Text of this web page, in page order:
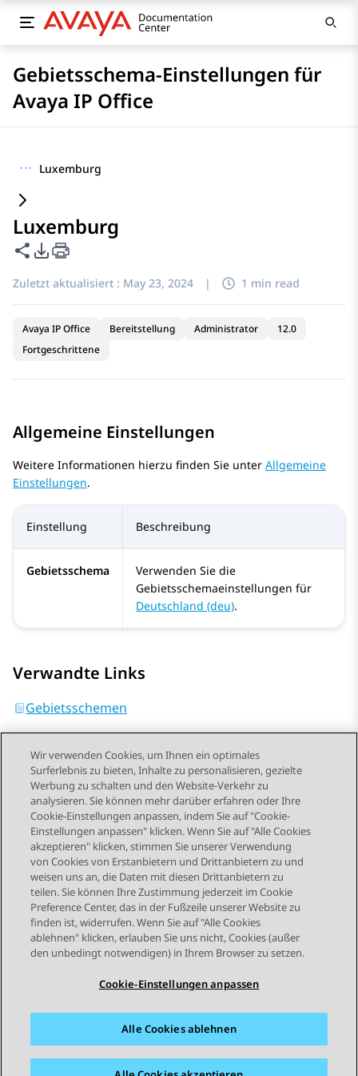
Gebietsschema-Einstellungen für
Avaya IP Office
··· Luxemburg
Luxemburg
Diese Seite teilen
PDF-Exportoptionen
Zuletzt aktualisiert : May 23, 2024 | 1 min read
Avaya IP Office Bereitstellung Administrator
12.0
Fortgeschrittene
Allgemeine Einstellungen
Weitere Informationen hierzu finden Sie unter Allgemeine
Einstellungen.
Einstellung Beschreibung
Gebietsschema
Verwenden Sie die
Gebietsschemaeinstellungen für
Deutschland (deu).
Verwandte Links
Gebietsschemen
Send Feedback
Themennavigation
Vorheriges Thema Nächstes Thema
STAY CONNECTED
Sitemap Nutzungsbedingungen
Datenschutz
Marken Barrierefreiheit
Wir verwenden Cookies, um Ihnen ein optimales
Surferlebnis zu bieten, Inhalte zu personalisieren, gezielte
Werbung zu schalten und den Website-Verkehr zu
analysieren. Sie können mehr darüber erfahren oder Ihre
Cookie-Einstellungen anpassen, indem Sie auf "Cookie-
Einstellungen anpassen" klicken. Wenn Sie auf "Alle Cookies
akzeptieren" klicken, stimmen Sie unserer Verwendung
von Cookies von Erstanbietern und Drittanbietern zu und
weisen uns an, die Daten mit diesen Drittanbietern zu
teilen. Sie können Ihre Zustimmung jederzeit im Cookie
Preference Center, das in der Fußzeile unserer Website zu
finden ist, widerrufen. Wenn Sie auf "Alle Cookies
ablehnen" klicken, erlauben Sie uns nicht, Cookies (außer
den unbedingt notwendigen) in Ihrem Browser zu setzen.
Cookie-Einstellungen anpassen
Alle Cookies ablehnen